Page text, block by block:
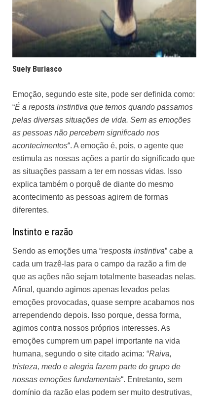
Suely Buriasco
Emoção, segundo este site, pode ser definida como:
“É a reposta instintiva que temos quando passamos
pelas diversas situações de vida. Sem as emoções
as pessoas não percebem significado nos
acontecimentos“. A emoção é, pois, o agente que
estimula as nossas ações a partir do significado que
as situações passam a ter em nossas vidas. Isso
explica também o porquê de diante do mesmo
acontecimento as pessoas agirem de formas
diferentes.
Instinto e razão
Sendo as emoções uma “resposta instintiva” cabe a
cada um trazê-las para o campo da razão a fim de
que as ações não sejam totalmente baseadas nelas.
Afinal, quando agimos apenas levados pelas
emoções provocadas, quase sempre acabamos nos
arrependendo depois. Isso porque, dessa forma,
agimos contra nossos próprios interesses. As
emoções cumprem um papel importante na vida
humana, segundo o site citado acima: “Raiva,
tristeza, medo e alegria fazem parte do grupo de
nossas emoções fundamentais“. Entretanto, sem
domínio da razão elas podem ser muito destrutivas,